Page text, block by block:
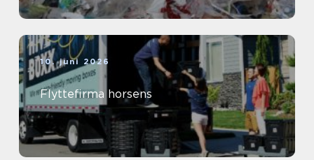
10. juni 2026
Flyttefirma horsens